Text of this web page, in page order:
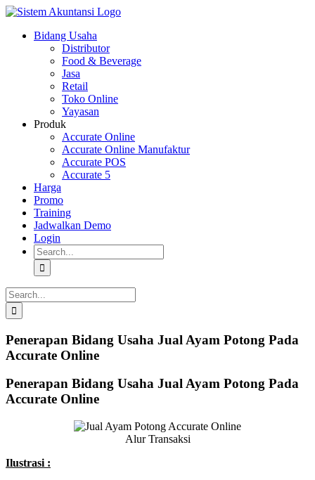
Skip
contentBidang Usaha
Distributor
Food & Beverage
Jasa
Retail
Toko Online
Yayasan
Produk
Accurate Online
Accurate Online Manufaktur
Accurate POS
Accurate 5
Harga
Promo
Training
Jadwalkan Demo
Login
Search
for:
Search
for:
Penerapan Bidang Usaha Jual Ayam Potong Pada
Accurate Online
Penerapan Bidang Usaha Jual Ayam Potong Pada
Accurate Online
Alur Transaksi
Ilustrasi :